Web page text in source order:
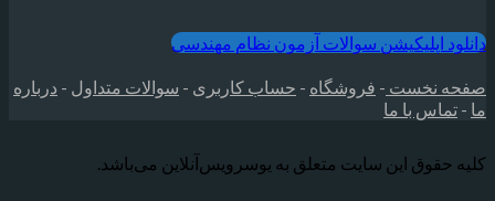
دانلود اپلیکیشن سوالات آزمون نظام مهندسی
صفحه نخست - فروشگاه - حساب کاربری - سوالات متداول - درباره
ما - تماس با ما
کلیه حقوق این سایت متعلق به یوسرویس‌آنلاین می‌‌باشد.